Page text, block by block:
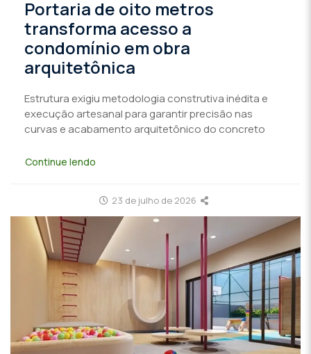
Portaria de oito metros
transforma acesso a
condomínio em obra
arquitetônica
Estrutura exigiu metodologia construtiva inédita e
execução artesanal para garantir precisão nas
curvas e acabamento arquitetônico do concreto
Continue lendo
23 de julho de 2026